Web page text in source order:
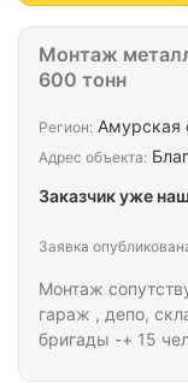
Монтаж
гараж , депо,
бригады -+ 15
Монтаж
600 тонн
Регион: Амурская
Адрес объекта:
Заказчик уже
Заявка